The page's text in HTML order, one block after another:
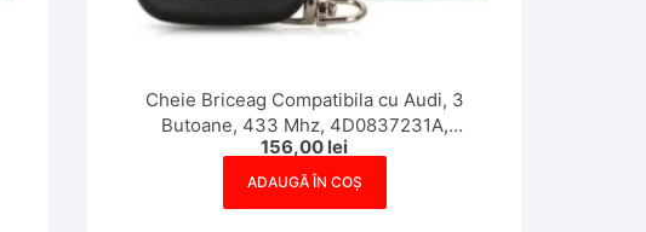
Cheie Briceag Compatibila cu Audi, 3
Butoane, 433 Mhz, 4D0837231A,
Aftermarket
156,00 lei
ADAUGĂ ÎN COȘ